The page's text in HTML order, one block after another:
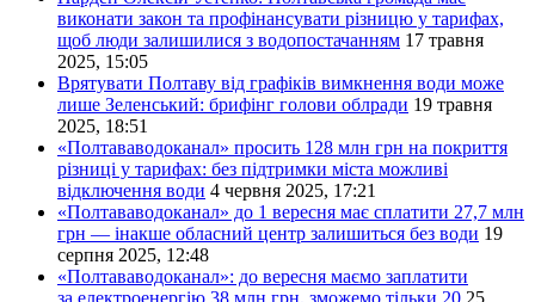
виконати закон та профінансувати різницю у тарифах,
щоб люди залишилися з водопостачанням 17 травня
2025, 15:05
Врятувати Полтаву від графіків вимкнення води може
лише Зеленський: брифінг голови облради 19 травня
2025, 18:51
«Полтававодоканал» просить 128 млн грн на покриття
різниці у тарифах: без підтримки міста можливі
відключення води 4 червня 2025, 17:21
«Полтававодоканал» до 1 вересня має сплатити 27,7 млн
грн — інакше обласний центр залишиться без води 19
серпня 2025, 12:48
«Полтававодоканал»: до вересня маємо заплатити